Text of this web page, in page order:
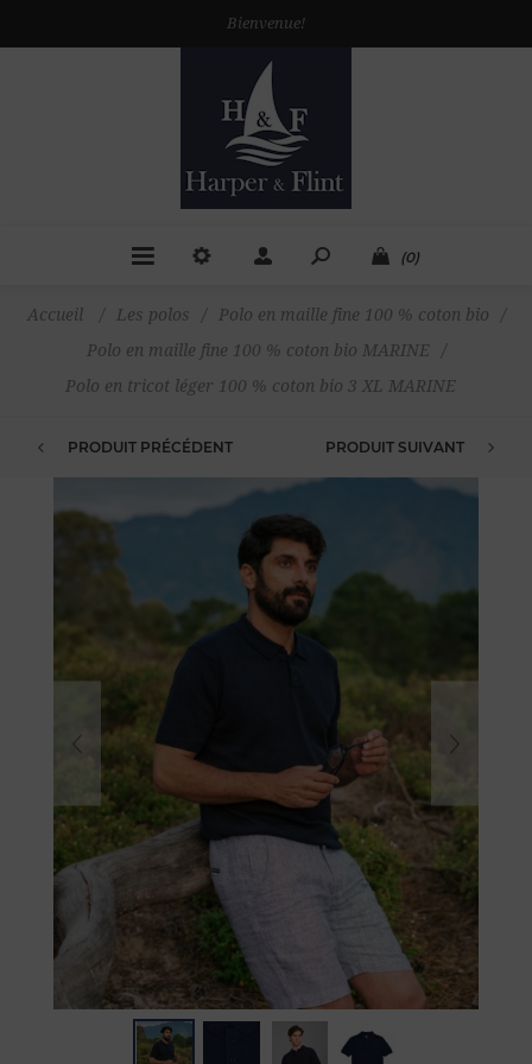
Bienvenue!
(0)
Accueil / Les polos / Polo en maille fine 100 % coton bio
/
Polo en maille fine 100 % coton bio MARINE
/
Polo en tricot léger 100 % coton bio 3 XL MARINE
PRODUIT PRÉCÉDENT PRODUIT SUIVANT